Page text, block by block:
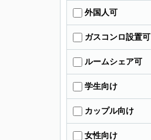
外国人可
ガスコンロ設置可
ルームシェア可
学生向け
カップル向け
女性向け